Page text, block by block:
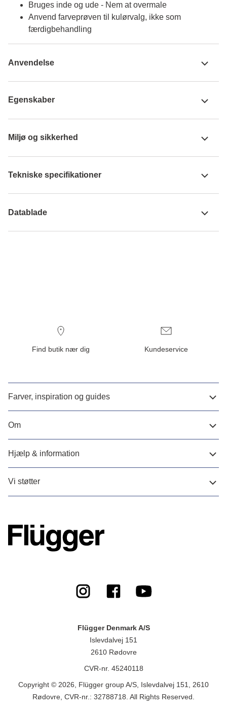
Bruges inde og ude - Nem at overmale
Anvend farveprøven til kulørvalg, ikke som
færdigbehandling
Anvendelse
Egenskaber
Miljø og sikkerhed
Tekniske specifikationer
Datablade
Find butik nær dig Kundeservice
Farver, inspiration og guides
Om
Hjælp & information
Vi støtter
Flügger Denmark A/S
Islevdalvej 151
2610 Rødovre
CVR-nr. 45240118
Copyright © 2026, Flügger group A/S, Islevdalvej 151, 2610
Rødovre, CVR-nr.: 32788718. All Rights Reserved.